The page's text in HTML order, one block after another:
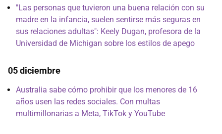
"Las personas que tuvieron una buena relación con su
madre en la infancia, suelen sentirse más seguras en
sus relaciones adultas": Keely Dugan, profesora de la
Universidad de Michigan sobre los estilos de apego
05 diciembre
Australia sabe cómo prohibir que los menores de 16
años usen las redes sociales. Con multas
multimillonarias a Meta, TikTok y YouTube